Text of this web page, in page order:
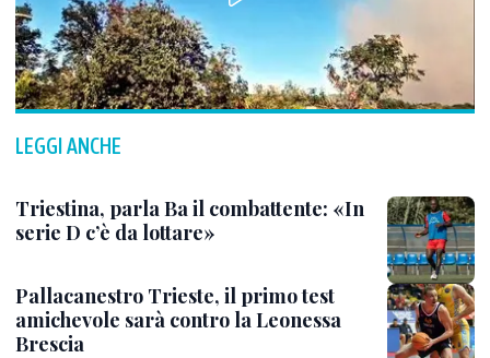
LEGGI ANCHE
Triestina, parla Ba il combattente: «In
serie D c’è da lottare»
Pallacanestro Trieste, il primo test
amichevole sarà contro la Leonessa
Brescia